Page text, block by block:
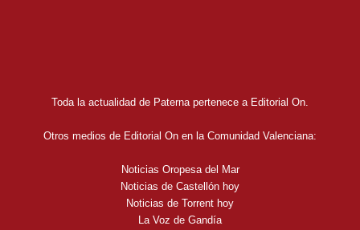
Toda la actualidad de Paterna pertenece a Editorial On.
Otros medios de Editorial On en la Comunidad Valenciana:
Noticias Oropesa del Mar
Noticias de Castellón hoy
Noticias de Torrent hoy
La Voz de Gandía